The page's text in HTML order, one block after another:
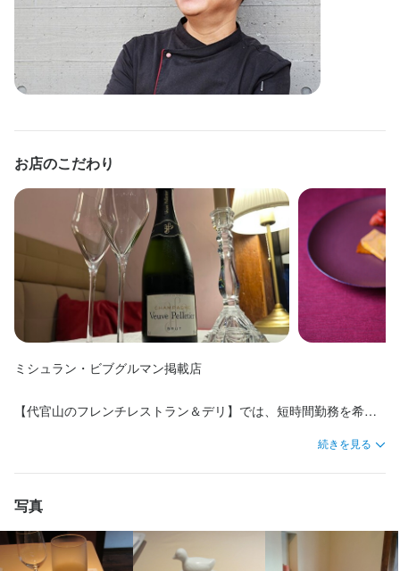
お店のこだわり
ミシュラン・ビブグルマン掲載店
【代官山のフレンチレストラン＆デリ】では、短時間勤務を希望
で時短勤務が可能な体制を整えており、ご自身の時間も大切にし
ながら働ける環境づくりを進めています。
ちょっとした空き時間を活用したい方や、フリーター・学生の方
も、希望する働き方や収入に応じてシフトの調整が可能です。
異業種からの転職者も活躍しており、現在はオフィス勤務から転
続きを見る
写真
この仕事のおすすめポイント
シフト制ではなく、完全週休2日間店を閉めるため確実に休暇が取
れます。
各界著名人御用達でハイレベルなお客様をおもてなしする経験が
出来ます。
身に付くスキル
高級食材の知識 ワインの知識 リキュール・スピリッツの知識
コーヒーの知識
肉の知識 魚の知識 野菜の知識 チーズの知識
洋菓子の知識
食器の知識
サービスマナー テーブルマナー 出店開業ノウハウ
店舗運営
メニュー開発
仕入れ・食材の目利き
応募資格
求める人物像
短時間で働きたい方
サービス接客業が好きな方
この仕事のおすすめポイント
日中勤務の方には午後4時に賄いをご提供し、夜勤の方には美味し
い夜食弁当を用意しています。学校や仕事の後など、ご都合に合
わせて2時間からの短時間勤務も可能です。お気軽にご相談くださ
盛り付け技術 製パン技術 製菓技術
高級食材の知識
ワインの知識
肉の知識 魚の知識 野菜の知識 チーズの知識
洋菓子の知識
食器の知識
婚礼料理 出店開業ノウハウ 店舗運営
メニュー開発
仕入れ・食材の目利き
応募資格
歓迎スキル・経験
る方
お店の採用担当者からのメッセージ
短時間勤務可能です。
ご相談ください。
飲食店経験者優遇　日本語で会話ができる方
お店の採用担当者からのメッセージ
店名
メゾン・ド・スリジェ
東京都渋谷区鉢山町2-2
法人名・事業者名